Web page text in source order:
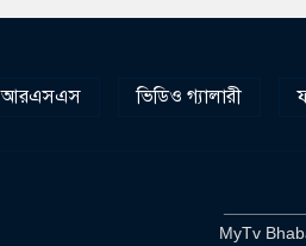
আরএসএস ভিডিও গ্যালারী
MyTv